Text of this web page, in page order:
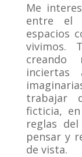
Me
entre el
espacios
vivimos.
creando
inciertas
trabajar
ficticia,
reglas
pensar y
de vista.